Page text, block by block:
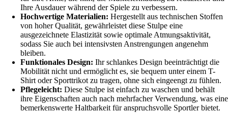
Ihre Ausdauer während der Spiele zu verbessern.
Hochwertige Materialien: Hergestellt aus technischen Stoffen
von hoher Qualität, gewährleistet diese Stulpe eine
ausgezeichnete Elastizität sowie optimale Atmungsaktivität,
sodass Sie auch bei intensivsten Anstrengungen angenehm
bleiben.
Funktionales Design: Ihr schlankes Design beeinträchtigt die
Mobilität nicht und ermöglicht es, sie bequem unter einem T-
Shirt oder Sporttrikot zu tragen, ohne sich eingeengt zu fühlen.
Pflegeleicht: Diese Stulpe ist einfach zu waschen und behält
ihre Eigenschaften auch nach mehrfacher Verwendung, was eine
bemerkenswerte Haltbarkeit für anspruchsvolle Sportler bietet.